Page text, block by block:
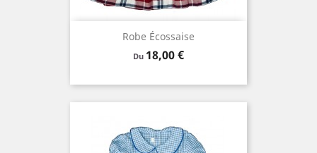
Robe Écossaise
Du Prix
18,00 €